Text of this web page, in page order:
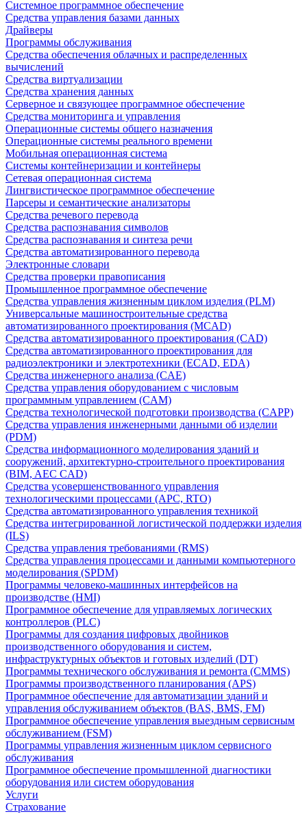
Системное программное обеспечение
Средства управления базами данных
Драйверы
Программы обслуживания
Средства обеспечения облачных и распределенных
вычислений
Средства виртуализации
Средства хранения данных
Серверное и связующее программное обеспечение
Средства мониторинга и управления
Операционные системы общего назначения
Операционные системы реального времени
Мобильная операционная система
Системы контейнеризации и контейнеры
Сетевая операционная система
Лингвистическое программное обеспечение
Парсеры и семантические анализаторы
Средства речевого перевода
Средства распознавания символов
Средства распознавания и синтеза речи
Средства автоматизированного перевода
Электронные словари
Средства проверки правописания
Промышленное программное обеспечение
Средства управления жизненным циклом изделия (PLM)
Универсальные машиностроительные средства
автоматизированного проектирования (MCAD)
Средства автоматизированного проектирования (CAD)
Средства автоматизированного проектирования для
радиоэлектроники и электротехники (ECAD, EDA)
Средства инженерного анализа (CAE)
Средства управления оборудованием с числовым
программным управлением (CAM)
Средства технологической подготовки производства (CAPP)
Средства управления инженерными данными об изделии
(PDM)
Средства информационного моделирования зданий и
сооружений, архитектурно-строительного проектирования
(BIM, AEC CAD)
Средства усовершенствованного управления
технологическими процессами (APC, RTO)
Средства автоматизированного управления техникой
Средства интегрированной логистической поддержки изделия
(ILS)
Средства управления требованиями (RMS)
Средства управления процессами и данными компьютерного
моделирования (SPDM)
Программы человеко-машинных интерфейсов на
производстве (HMI)
Программное обеспечение для управляемых логических
контроллеров (PLC)
Программы для создания цифровых двойников
производственного оборудования и систем,
инфраструктурных объектов и готовых изделий (DT)
Программы технического обслуживания и ремонта (CMMS)
Программы производственного планирования (APS)
Программное обеспечение для автоматизации зданий и
управления обслуживанием объектов (BAS, BMS, FM)
Программное обеспечение управления выездным сервисным
обслуживанием (FSM)
Программы управления жизненным циклом сервисного
обслуживания
Программное обеспечение промышленной диагностики
оборудования или систем оборудования
Услуги
Страхование